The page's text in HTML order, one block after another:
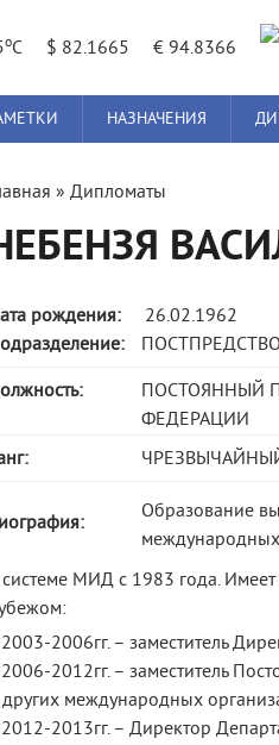
oC $ 82.1665 € 94.8366
НАЗНАЧЕНИЯ
» Дипломаты
рождения:
26.02.1962
ПОСТОЯННЫЙ
ФЕДЕРАЦИИ
Образование
МИД с 1983 года.
2006гг. – заместитель
2012гг. – заместитель
международных
2013гг. – Директор